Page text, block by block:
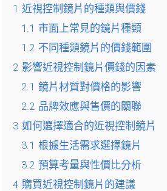
1 近視控制鏡片的種類與價錢
1.1 市面上常見的鏡片種類
1.2 不同種類鏡片的價錢範圍
2 影響近視控制鏡片價錢的因素
2.1 鏡片材質對價格的影響
2.2 品牌效應與售價的關聯
3 如何選擇適合的近視控制鏡片
3.1 根據生活需求選擇鏡片
3.2 預算考量與性價比分析
4 購買近視控制鏡片的建議